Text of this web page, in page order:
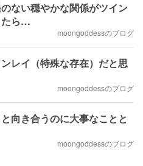
ない穏やかな関係がツイン
たら…
moongoddessのブログ
レイ（特殊な存在）だと思
moongoddessのブログ
向き合うのに大事なことと
moongoddessのブログ